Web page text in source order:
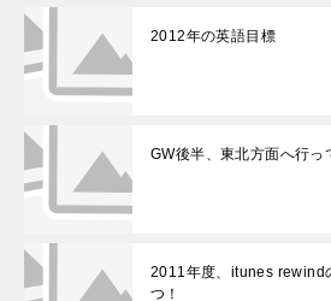
2012年の英語目標
GW後半、東北方面へ行っ
2011年度、itunes rewind
つ！